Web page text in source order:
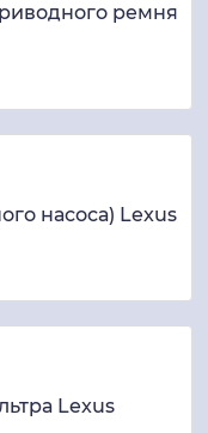
ремня
насоса) Lexus
Lexus